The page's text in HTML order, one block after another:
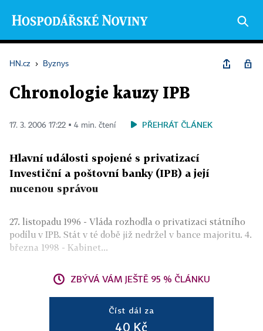
HN.cz › Byznys
Chronologie kauzy IPB
17. 3. 2006 17:22 ▪ 4 min. čtení PŘEHRÁT ČLÁNEK
Hlavní události spojené s privatizací
Investiční a poštovní banky (IPB) a její
nucenou správou
27. listopadu 1996 - Vláda rozhodla o privatizaci státního
podílu v IPB. Stát v té době již nedržel v bance majoritu. 4.
března 1998 - Kabinet...
ZBÝVÁ VÁM JEŠTĚ 95 % ČLÁNKU
Číst dál za
40 Kč